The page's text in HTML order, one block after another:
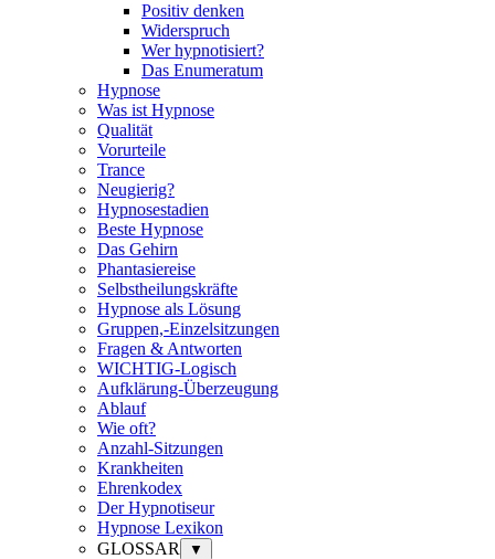
Positiv denken
Widerspruch
Wer hypnotisiert?
Das Enumeratum
Hypnose
Was ist Hypnose
Qualität
Vorurteile
Trance
Neugierig?
Hypnosestadien
Beste Hypnose
Das Gehirn
Phantasiereise
Selbstheilungskräfte
Hypnose als Lösung
Gruppen,-Einzelsitzungen
Fragen & Antworten
WICHTIG-Logisch
Aufklärung-Überzeugung
Ablauf
Wie oft?
Anzahl-Sitzungen
Krankheiten
Ehrenkodex
Der Hypnotiseur
Hypnose Lexikon
GLOSSAR
▼